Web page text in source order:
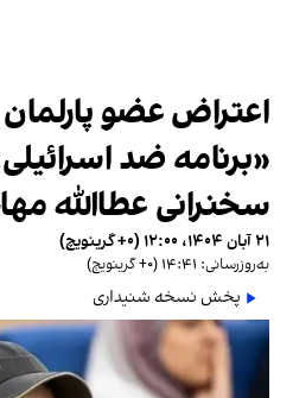
اعتراض عضو پارلمان
«برنامه ضد
سخنرانی عطاالله
۲۱ آبان ۱۴۰۴، ۱۲:۰۰ (‎+۰ گرینویچ)
به‌روزرسانی: ۱۴:۴۱ (‎+۰ گرینویچ)
پخش نسخه شنیداری